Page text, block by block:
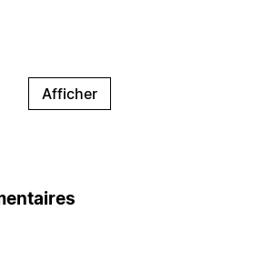
Afficher